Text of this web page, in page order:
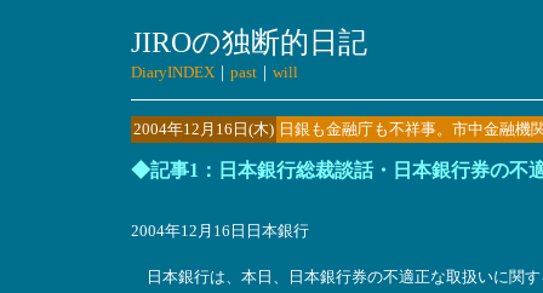
JIROの独断的日記
DiaryINDEX｜ past｜ will
2004年12月16日(木) 日銀も金融庁も不祥事。市中金融機
◆記事1：日本銀行総裁談話・日本銀行券の不
2004年12月16日日本銀行
日本銀行は、本日、日本銀行券の不適正な取扱いに関